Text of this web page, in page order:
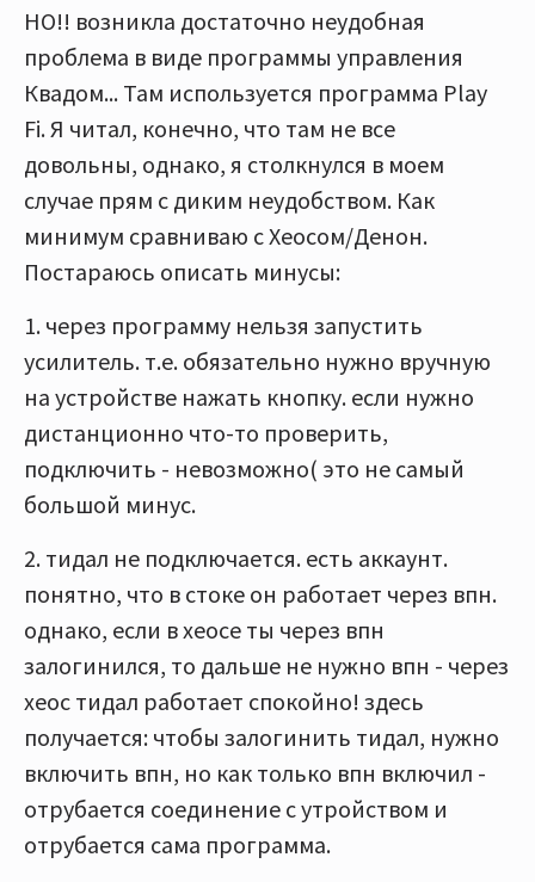
НО!! возникла достаточно неудобная
проблема в виде программы управления
Квадом... Там используется программа Play
Fi. Я читал, конечно, что там не все
довольны, однако, я столкнулся в моем
случае прям с диким неудобством. Как
минимум сравниваю с Хеосом/Денон.
Постараюсь описать минусы:
1. через программу нельзя запустить
усилитель. т.е. обязательно нужно вручную
на устройстве нажать кнопку. если нужно
дистанционно что-то проверить,
подключить - невозможно( это не самый
большой минус.
2. тидал не подключается. есть аккаунт.
понятно, что в стоке он работает через впн.
однако, если в хеосе ты через впн
залогинился, то дальше не нужно впн - через
хеос тидал работает спокойно! здесь
получается: чтобы залогинить тидал, нужно
включить впн, но как только впн включил -
отрубается соединение с утройством и
отрубается сама программа.